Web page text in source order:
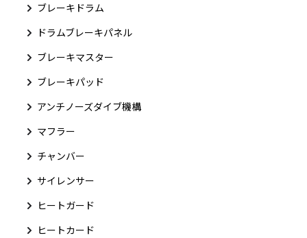
ブレーキドラム
ドラムブレーキパネル
ブレーキマスター
ブレーキパッド
アンチノーズダイブ機構
マフラー
チャンバー
サイレンサー
ヒートガード
ヒートカード